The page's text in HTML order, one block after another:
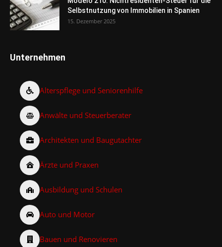
Selbstnutzung von Immobilien in Spanien
15. Dezember 2025
Unternehmen
Alterspflege und Seniorenhilfe
Anwälte und Steuerberater
Architekten und Baugutachter
Ärzte und Praxen
Ausbildung und Schulen
Auto und Motor
Bauen und Renovieren